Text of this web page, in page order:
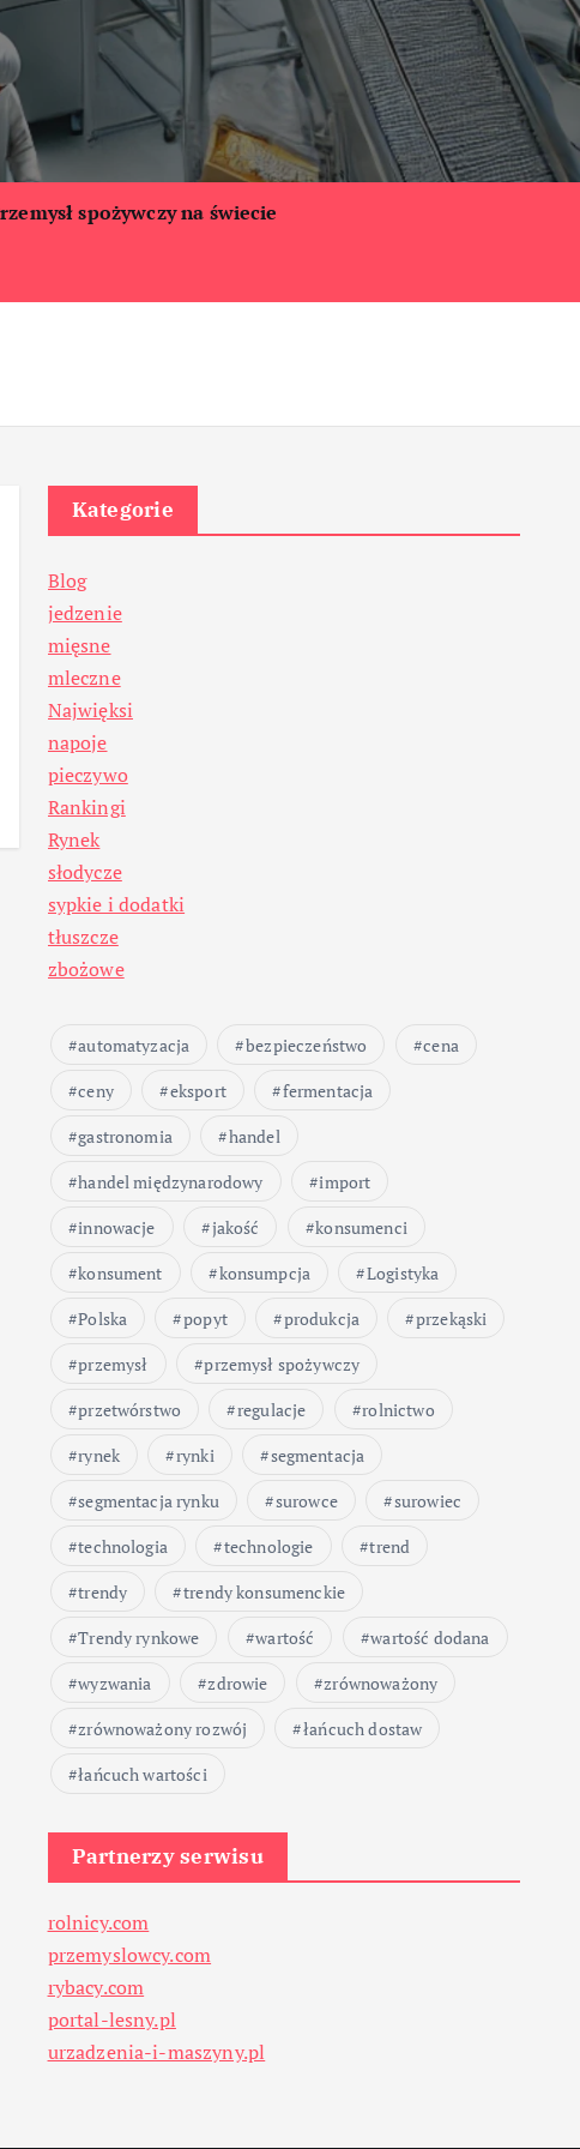
spożywczy na świecie
Kategorie
Blog
jedzenie
mięsne
mleczne
Najwięksi
napoje
pieczywo
Rankingi
Rynek
słodycze
sypkie i dodatki
tłuszcze
zbożowe
automatyzacja bezpieczeństwo
cena
ceny
eksport
fermentacja
gastronomia
handel
handel międzynarodowy
import
innowacje
jakość
konsumenci
konsument
konsumpcja
Logistyka
Polska
popyt produkcja
przekąski
przemysł
przemysł spożywczy
przetwórstwo
regulacje
rolnictwo
rynek
rynki
segmentacja
segmentacja rynku
surowce
surowiec
technologia
technologie
trend
trendy
trendy konsumenckie
Trendy rynkowe
wartość
wartość dodana
wyzwania
zdrowie
zrównoważony
zrównoważony rozwój
łańcuch dostaw
łańcuch wartości
Partnerzy serwisu
rolnicy.com
przemyslowcy.com
rybacy.com
portal-lesny.pl
urzadzenia-i-maszyny.pl